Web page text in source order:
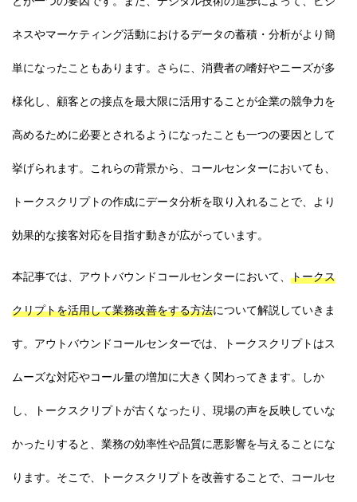
ネスやマーケティング活動におけるデータの蓄積・分析がより簡
単になったこともあります。さらに、消費者の嗜好やニーズが多
様化し、顧客との接点を最大限に活用することが企業の競争力を
高めるために必要とされるようになったことも一つの要因として
挙げられます。これらの背景から、コールセンターにおいても、
トークスクリプトの作成にデータ分析を取り入れることで、より
効果的な接客対応を目指す動きが広がっています。
本記事では、アウトバウンドコールセンターにおいて、 トークス
クリプトを活用して業務改善をする方法について解説していきま
す。アウトバウンドコールセンターでは、トークスクリプトはス
ムーズな対応やコール量の増加に大きく関わってきます。しか
し、トークスクリプトが古くなったり、現場の声を反映していな
かったりすると、業務の効率性や品質に悪影響を与えることにな
ります。そこで、トークスクリプトを改善することで、コールセ